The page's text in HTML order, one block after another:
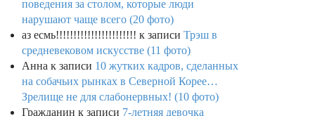
поведения за столом, которые люди
нарушают чаще всего (20 фото)
аз есмь!!!!!!!!!!!!!!!!!!!!!!! к записи Трэш в
средневековом искусстве (11 фото)
Анна к записи 10 жутких кадров, сделанных
на собачьих рынках в Северной Корее…
Зрелище не для слабонервных! (10 фото)
Гражданин к записи 7-летняя девочка